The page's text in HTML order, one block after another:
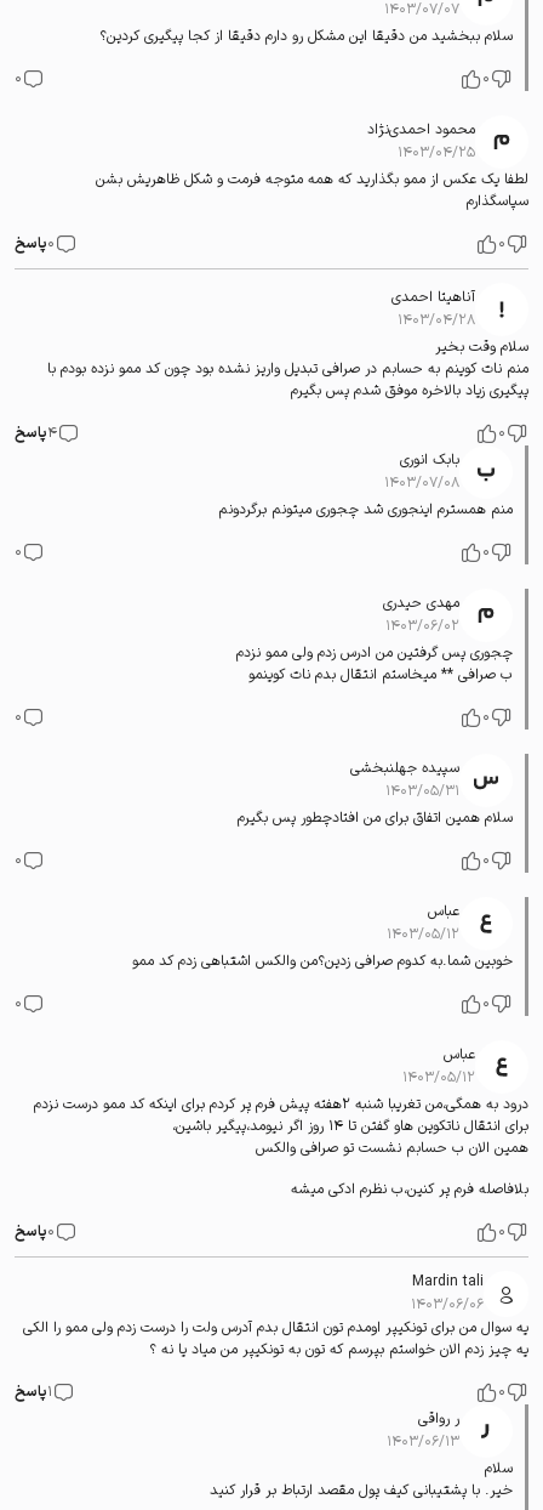
۱۴۰۳/۰۷/۰۷
سلام ببخشید من دقیقا این مشکل رو دارم دقیقا از کجا پیگیری کردین؟
0
0
محمود احمدی‌نژاد
۱۴۰۳/۰۴/۲۵
لطفا یک عکس از ممو بگذارید که همه متوجه فرمت و شکل ظاهریش بشن
سپاسگذارم
0
0پاسخ
آناهیتا احمدی
۱۴۰۳/۰۴/۲۸
سلام وقت بخیر
منم نات کوینم به حسابم در صرافی تبدیل واریز نشده بود چون کد ممو نزده بودم با
پیگیری زیاد بالاخره موفق شدم پس بگیرم
0
4پاسخ
بابک انوری
۱۴۰۳/۰۷/۰۸
منم همسترم اینجوری شد چجوری میتونم برگردونم
0
0
مهدی حیدری
۱۴۰۳/۰۶/۰۲
چجوری پس گرفتین من ادرس زدم ولی ممو نزدم
ب صرافی ** میخاستم انتقال بدم نات کوینمو
0
0
سپیده جهلنبخشی
۱۴۰۳/۰۵/۳۱
سلام همین اتفاق برای من افتادچطور پس بگیرم
0
0
عباس
۱۴۰۳/۰۵/۱۲
خوبین شما.به کدوم صرافی زدین؟من والکس اشتباهی زدم کد ممو
0
0
عباس
۱۴۰۳/۰۵/۱۲
درود به همگی،من تغریبا شنبه ۲هفته پیش فرم پر کردم برای اینکه کد ممو درست نزدم
برای انتقال ناتکوین هاو گفتن تا ۱۴ روز اگر نیومد،پیگیر باشین،
همین الان ب حسابم نشست تو صرافی والکس
بلافاصله فرم پر کنین،ب نظرم ادکی میشه
0
0پاسخ
Mardin tali
۱۴۰۳/۰۶/۰۶
یه سوال من برای تونکیپر اومدم تون انتقال بدم آدرس ولت را درست زدم ولی ممو را الکی
یه چیز زدم الان خواستم بپرسم که تون به تونکیپر من میاد یا نه ؟
0
1پاسخ
ر رواقی
۱۴۰۳/۰۶/۱۳
سلام
خیر. با پشتیبانی کیف پول مقصد ارتباط بر قرار کنید